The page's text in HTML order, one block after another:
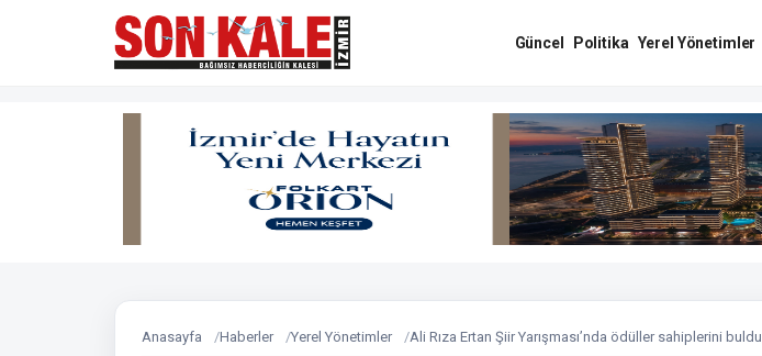
Güncel Politika Yerel Yönetimler
Anasayfa Haberler Yerel Yönetimler Ali Rıza Ertan Şiir Yarışması’nda ödüller sahiplerini buldu